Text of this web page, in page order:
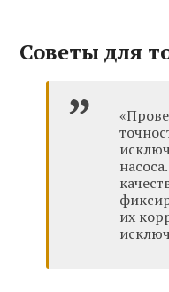
Советы для
их